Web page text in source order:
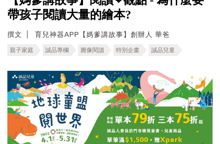
帶孩子閱讀大量的繪本?
撰文 育兒神器APP【媽爹講故事】創辦人 華爸
親子家庭 誠品專欄 圖像閱讀 特別企畫 誠品兒童